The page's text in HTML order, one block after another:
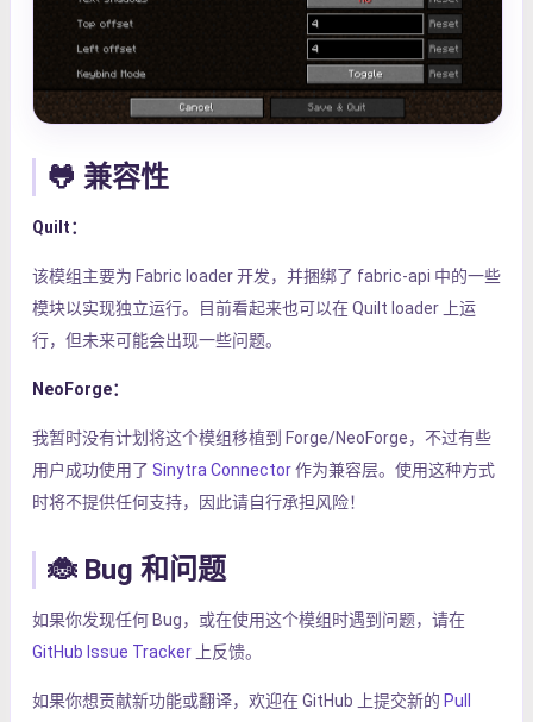
🐸 兼容性
Quilt：
该模组主要为 Fabric loader 开发，并捆绑了 fabric-api 中的一些
模块以实现独立运行。目前看起来也可以在 Quilt loader 上运
行，但未来可能会出现一些问题。
NeoForge：
我暂时没有计划将这个模组移植到 Forge/NeoForge，不过有些
用户成功使用了 Sinytra Connector作为兼容层。使用这种方式
时将不提供任何支持，因此请自行承担风险！
🐞 Bug 和问题
如果你发现任何 Bug，或在使用这个模组时遇到问题，请在
GitHub Issue Tracker 上反馈。
如果你想贡献新功能或翻译，欢迎在 GitHub 上提交新的 Pull